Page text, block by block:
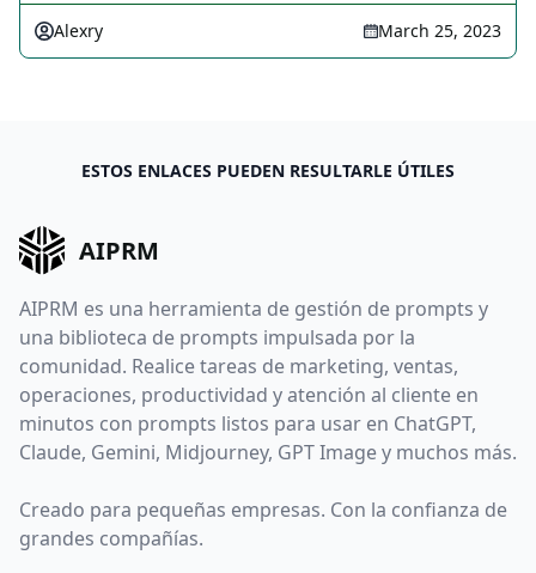
Alexry March 25, 2023
ESTOS ENLACES PUEDEN RESULTARLE ÚTILES
AIPRM
AIPRM es una herramienta de gestión de prompts y
una biblioteca de prompts impulsada por la
comunidad. Realice tareas de marketing, ventas,
operaciones, productividad y atención al cliente en
minutos con prompts listos para usar en ChatGPT,
Claude, Gemini, Midjourney, GPT Image y muchos más.
Creado para pequeñas empresas. Con la confianza de
grandes compañías.